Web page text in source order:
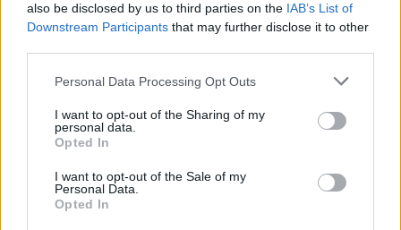
also be disclosed by us to third parties on the IAB’s List of
Downstream Participants that may further disclose it to other
Personal Data Processing Opt Outs
I want to opt-out of the Sharing of my
personal data.
Opted In
I want to opt-out of the Sale of my
Personal Data.
Opted In
FOSSATI S.N.C DI
BURRESI M. E
FOSSATI B.
non pervenuto Poggibonsi
DI MARCOZZI
ALFONSO &C.
non pervenuto
MICRON S.R.L.
SPS S.R.L.